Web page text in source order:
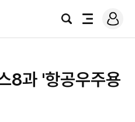
검
전
로
그
8과 '항공우주용